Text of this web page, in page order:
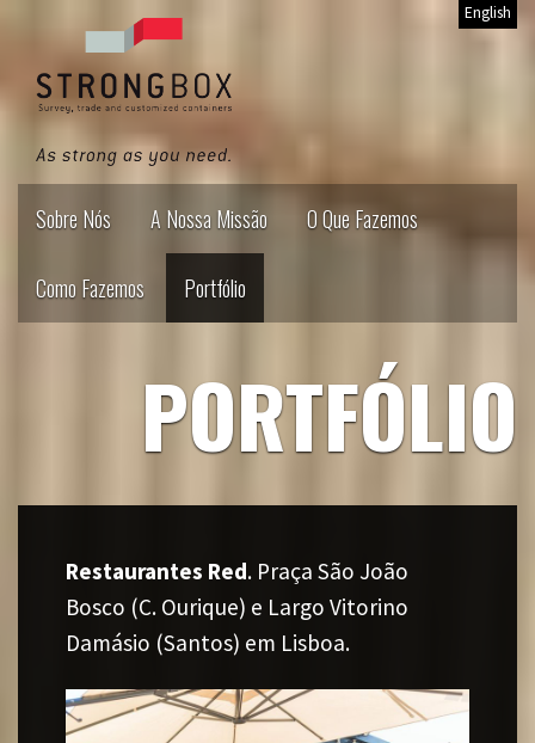
English
Sobre Nós A Nossa Missão O Que Fazemos
Como Fazemos Portfólio
PORTFÓLIO
Restaurantes Red. Praça São João
Bosco (C. Ourique) e Largo Vitorino
Damásio (Santos) em Lisboa.